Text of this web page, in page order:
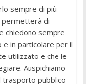
sempre di più.
permetterà di
chiedono sempre
e in particolare per il
utilizzato e che le
Auspichiamo
trasporto pubblico